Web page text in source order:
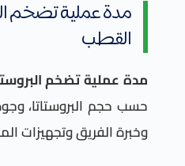
مدة عملية تضخم
القطب
مدة عملية تضخم
حسب حجم البروستاتا،
وخبرة الفريق وتجهيزات